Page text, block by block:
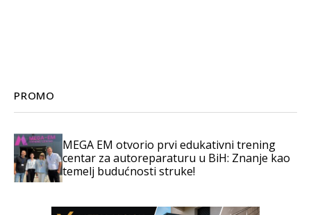
PROMO
MEGA EM otvorio prvi edukativni trening
centar za autoreparaturu u BiH: Znanje kao
temelj budućnosti struke!